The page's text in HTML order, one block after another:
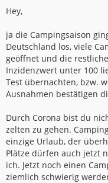
i
t
a
g
Hey,
ja die Campingsaison
Deutschland los, viele
geöffnet und die
Inzidenzwert unter 100
Test übernachten, bzw.
Ausnahmen bestätigen
Durch Corona bist du
zelten zu gehen.
einzige Urlaub, der
Plätze dürfen auch jetzt
ich. Jetzt noch einen
ziemlich schwierig